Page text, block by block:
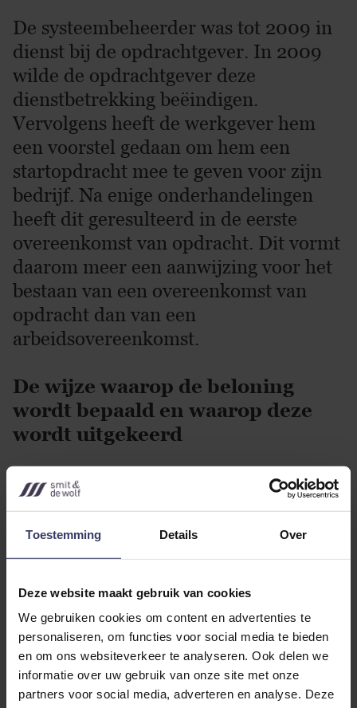
Toestemming Details Over
Deze website maakt gebruik van cookies
We gebruiken cookies om content en advertenties te
personaliseren, om functies voor social media te bieden
en om ons websiteverkeer te analyseren. Ook delen we
informatie over uw gebruik van onze site met onze
partners voor social media, adverteren en analyse. Deze
De systeembeheerder was tot 2009 in
dienst bij de opdrachtgever. In 2009
wilde de opdrachtgever deze
dienstbetrekking beëindigen.
Vervolgens heeft de werkgever hem
een voorstel gedaan om hem een
startopdracht mee te geven voor zijn
bedrijf. Na enige onderhandelingen
heeft dit geresulteerd in de eerste
overeenkomst van opdracht. Dit vormt
daarom meer een aanwijzing voor het
bestaan van een overeenkomst van
opdracht dan van een
arbeidsovereenkomst.
De wijze waarop de beloning
wordt bepaald en waarop deze
wordt uitgekeerd
De systeembeheerder heeft steeds
onderhandeld over zijn uurtarief, heeft
algemene voorwaarden van toepassing
aantal uren per week naar boven
weten te brengen. De uren worden
maandelijks gefactureerd met 21%
btw. Er is geen loonbelasting
ingehouden of afgedragen. De